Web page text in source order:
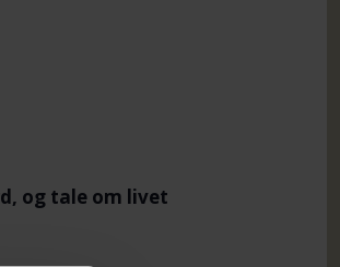
og tale om livet